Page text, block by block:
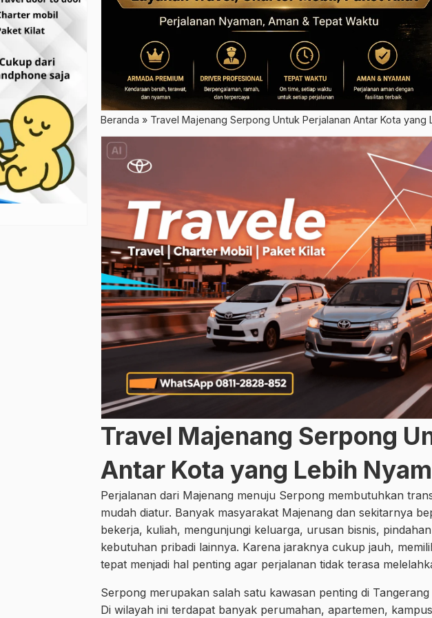
Beranda » Travel Majenang Serpong Untuk Perjalanan Antar Kota yang
Travel Majenang Serpong
Antar Kota yang Lebih
Perjalanan dari Majenang menuju Serpong membutuhkan
mudah diatur. Banyak masyarakat Majenang dan sekitarnya
bekerja, kuliah, mengunjungi keluarga, urusan bisnis,
kebutuhan pribadi lainnya. Karena jaraknya cukup jauh,
tepat menjadi hal penting agar perjalanan tidak terasa
Serpong merupakan salah satu kawasan penting di
Di wilayah ini terdapat banyak perumahan, apartemen,